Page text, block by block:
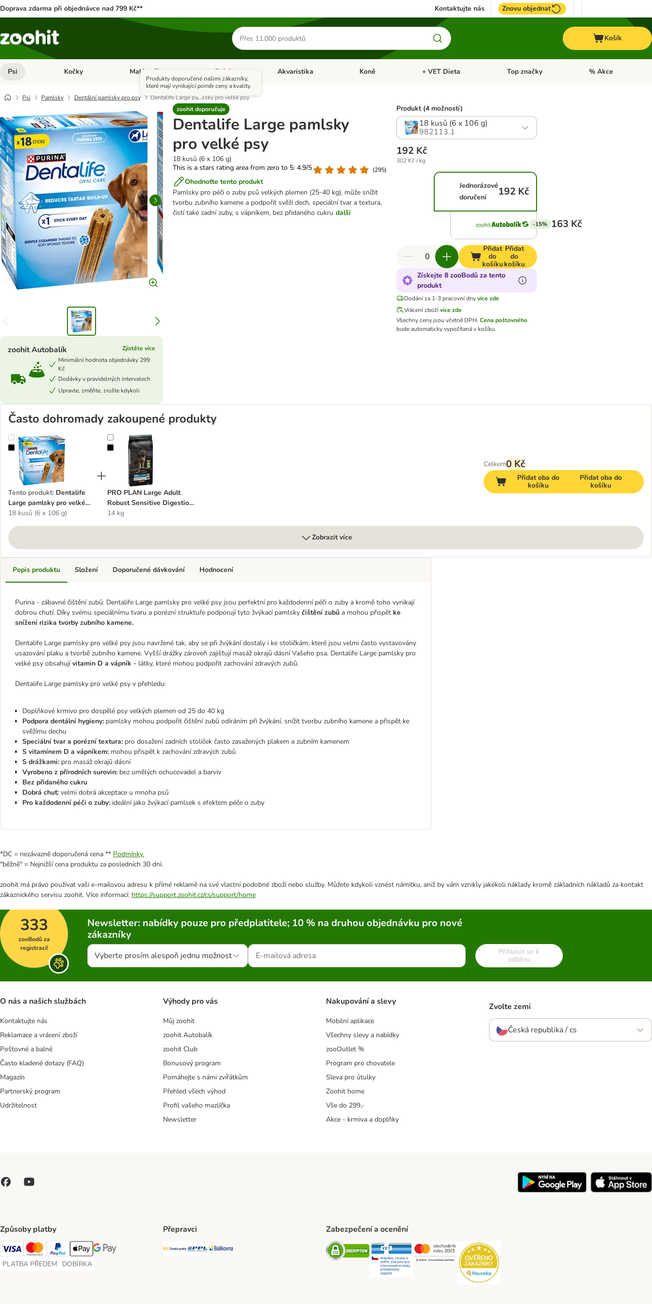
Doprava zdarma při objednávce nad 799 Kč** Kontaktujte nás Znovu objednat
Hledat
produkty
Košík
Psi Otevřít menu: Psi
Kočky Otevřít menu: Kočky
Malá zvířata Otevřít menu: Malá zvířata
Ptáci Otevřít menu: Ptáci
Akvaristika Otevřít menu: Akvaristika
Koně Otevřít menu: Koně
+ VET Dieta Otevřít menu: + VET Dieta
Top značky Otevřít menu: Top
% Akce
Psi Pamlsky Dentální pamlsky pro psy
Dentalife Large pamlsky pro velké psy
zoohit doporučuje
Produkty doporučené našimi zákazníky,
které mají vynikající poměr ceny a kvality.
Dentalife Large pamlsky
pro velké psy
18 kusů (6 x 106 g)
This is a stars rating area from zero to 5: 4.9/5
(295)
Ohodnoťte tento produkt
Pamlsky pro péči o zuby psů velkých plemen (25-40 kg), může snížit
tvorbu zubního kamene a podpořit svěží dech, speciální tvar a textura,
čistí také zadní zuby, s vápníkem, bez přidaného cukru další
zoohit Autobalík
Zjistěte více
Minimální hodnota objednávky 299
Kč
Dodávky v pravidelných intervalech
Upravte, změňte, zrušte kdykoli
Produkt (4 možností)
18 kusů (6 x 106 g)
982113.1
192 Kč
302 Kč / kg
Jednorázové
doručení
192 Kč
-15% 163 Kč
Přidat
do
košíku
Přidat
do
košíku
Získejte 8 zooBodů za tento
produkt
Dodání za 1-3 pracovní dny více zde
Vrácení zbožívíce zde
Všechny ceny jsou včetně DPH. Cena poštovného
bude automaticky vypočítaná v košíku.
Často dohromady zakoupené produkty
Dentalife Large pamlsky pro velké psy
Tento produkt: Dentalife
Large pamlsky pro velké
psy
18 kusů (6 x 106 g)
PRO PLAN Large Adult Robust Sensitive Digestion granule jehněčí
PRO PLAN Large Adult
Robust Sensitive Digestion
granule jehněčí
14 kg
Celkem0 Kč
Přidat oba do
košíku
Přidat oba do
košíku
Zobrazit více
Popis produktu
Purina - zábavné čištění zubů: Dentalife Large pamlsky pro velké psy jsou perfektní pro každodenní péči o zuby a kromě toho vynikají
dobrou chutí. Díky svému speciálnímu tvaru a porézní struktuře podporují tyto žvýkací pamlsky čištění zubů a mohou přispět ke
snížení rizika tvorby zubního kamene.
Dentalife Large pamlsky pro velké psy jsou navržené tak, aby se při žvýkání dostaly i ke stoličkám, které jsou velmi často vystavovány
usazování plaku a tvorbě zubního kamene. Vyšší drážky zároveň zajišťují masáž okrajů dásní Vašeho psa. Dentalife Large pamlsky pro
velké psy obsahujívitamin D a vápník - látky, které mohou podpořit zachování zdravých zubů.
Dentalife Large pamlsky pro velké psy v přehledu:
Doplňkové krmivo pro dospělé psy velkých plemen od 25 do 40 kg
Podpora dentální hygieny: pamlsky mohou podpořit čištění zubů odíráním při žvýkání, snížit tvorbu zubního kamene a přispět ke
svěžímu dechu
Speciální tvar a porézní textura: pro dosažení zadních stoliček často zasažených plakem a zubním kamenem
S vitamínem D a vápníkem: mohou přispět k zachování zdravých zubů
S drážkami: pro masáž okrajů dásní
Vyrobeno z přírodních surovin: bez umělých ochucovadel a barviv
Bez přidaného cukru
Dobrá chuť: velmi dobrá akceptace u mnoha psů
Pro každodenní péči o zuby: ideální jako žvýkací pamlsek s efektem péče o zuby
Složení Doporučené dávkování Hodnocení
*DC = nezávazně doporučená cena ** Podmínky.
"běžně" = Nejnižší cena produktu za posledních 30 dní.
zoohit má právo používat vaši e-mailovou adresu k přímé reklamě na své vlastní podobné zboží nebo služby. Můžete kdykoli vznést námitku, aniž by vám vznikly jakékoli náklady kromě základních nákladů za kontakt
zákaznického servisu zoohit. Více informací: https://support.zoohit.cz/cs/support/home
333
zooBodů za
registraci!
Newsletter: nabídky pouze pro předplatitele; 10 % na druhou objednávku pro nové
zákazníky
Vyberte prosím alespoň jednu možnost
Přihlásit se k
odběru
O nás a našich službách
Kontaktujte nás
Reklamace a vrácení zboží
Poštovné a balné
Často kladené dotazy (FAQ)
Magazín
Partnerský program
Udržitelnost
Výhody pro vás
Můj zoohit
zoohit Autobalík
zoohit Club
Bonusový program
Pomáhejte s námi zvířátkům
Přehled všech výhod
Profil vašeho mazlíčka
Newsletter
Nakupování a slevy
Mobilní aplikace
Všechny slevy a nabídky
zooOutlet %
Program pro chovatele
Sleva pro útulky
Zoohit home
Vše do 299,-
Akce - krmiva a doplňky
Zvolte zemi
Česká republika / cs
Způsoby platby
Visa Payment Method
Mastercard Payment Method
PayPal Payment Method
Apple pay Payment Method
GooglePay Payment Method
PLATBA PŘEDEM
PLATBA PŘEDEM Payment Method
DOBÍRKA
DOBÍRKA Payment Method
Přepravci
Česká pošta Shipping Method
PPL Shipping Method
Balíkovna Shipping Method
Zabezpečení a ocenění
Security Security Security